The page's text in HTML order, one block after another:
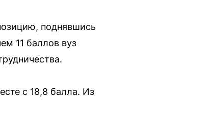
поднявшись
11 баллов вуз
с 18,8 балла. Из